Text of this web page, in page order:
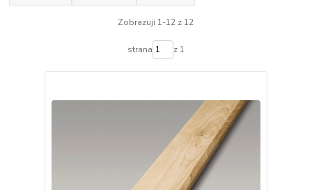
Zobrazuji 1-12 z 12
strana z 1